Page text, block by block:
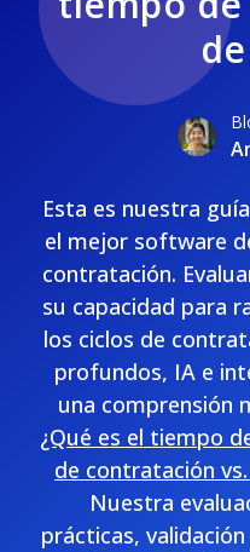
Esta es nuestra
el mejor software
contratación.
su capacidad para
los ciclos de
profundos, IA e
una comprensión
¿Qué es el tiempo
de contratación
Nuestra
prácticas,